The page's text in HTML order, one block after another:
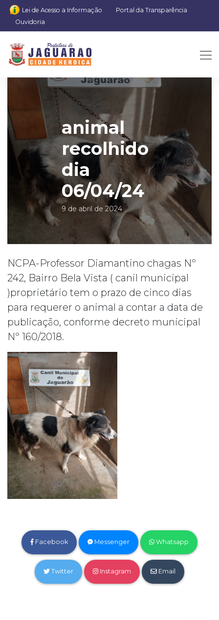
Lei de Acesso a Informação
Portal da Transparência
Ouvidoria
animal
recolhido
dia
06/04/24
9 de abril de 2024
NCPA-Professor Diamantino chagas Nº
242, Bairro Bela Vista ( canil municipal
)proprietário tem o prazo de cinco dias
para requerer o animal a contar a data de
publicação, conforme decreto municipal
Nº 160/2018.
Facebook Messenger Whatsapp
Twitter Instagram Email